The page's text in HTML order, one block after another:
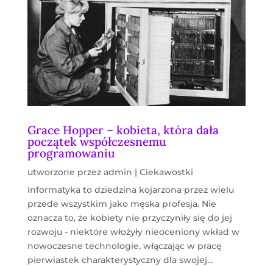
Grace Hopper – kobieta, która dała
początek współczesnemu
programowaniu
utworzone przez admin | Ciekawostki
Informatyka to dziedzina kojarzona przez wielu
przede wszystkim jako męska profesja. Nie
oznacza to, że kobiety nie przyczyniły się do jej
rozwoju - niektóre włożyły nieoceniony wkład w
nowoczesne technologie, włączając w pracę
pierwiastek charakterystyczny dla swojej...